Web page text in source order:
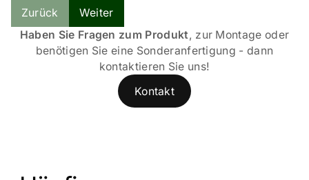
Mit integrierter Vlieseinlage
Zurück
Weiter
Haben Sie Fragen zum Produkt, zur Montage oder
benötigen Sie eine Sonderanfertigung - dann
kontaktieren Sie uns!
Kontakt